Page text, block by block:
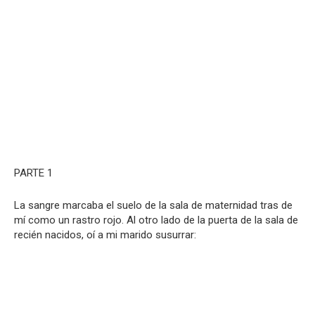
PARTE 1
La sangre marcaba el suelo de la sala de maternidad tras de
mí como un rastro rojo. Al otro lado de la puerta de la sala de
recién nacidos, oí a mi marido susurrar: